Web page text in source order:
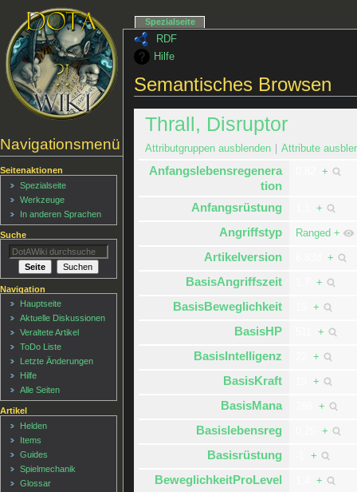
RDF
Hilfe
Semantisches Browsen
Thrall, Disruptor
Attributgruppen ausblenden Attribute
Anfangslebensregenera
tion
+
Anfangsrüstung +
Angriffstyp Ranged +
Artikelversion +
BasisAngriffszeit +
BasisBeweglichkeit +
BasisHP +
BasisIntelligenz +
BasisKraft +
BasisMana +
Basislebensreg +
Basisrüstung +
BeweglichkeitProLevel +
Navigationsmenü
Spezialseite
Seitenaktionen
Spezialseite
Werkzeuge
In anderen Sprachen
Suche
Navigation
Hauptseite
Aktuelle Diskussionen
Veraltete Artikel
ToDo Liste
Letzte Änderungen
Hilfe
Alle Seiten
Artikel
Helden
Items
Guides
Spielmechanik
Glossar